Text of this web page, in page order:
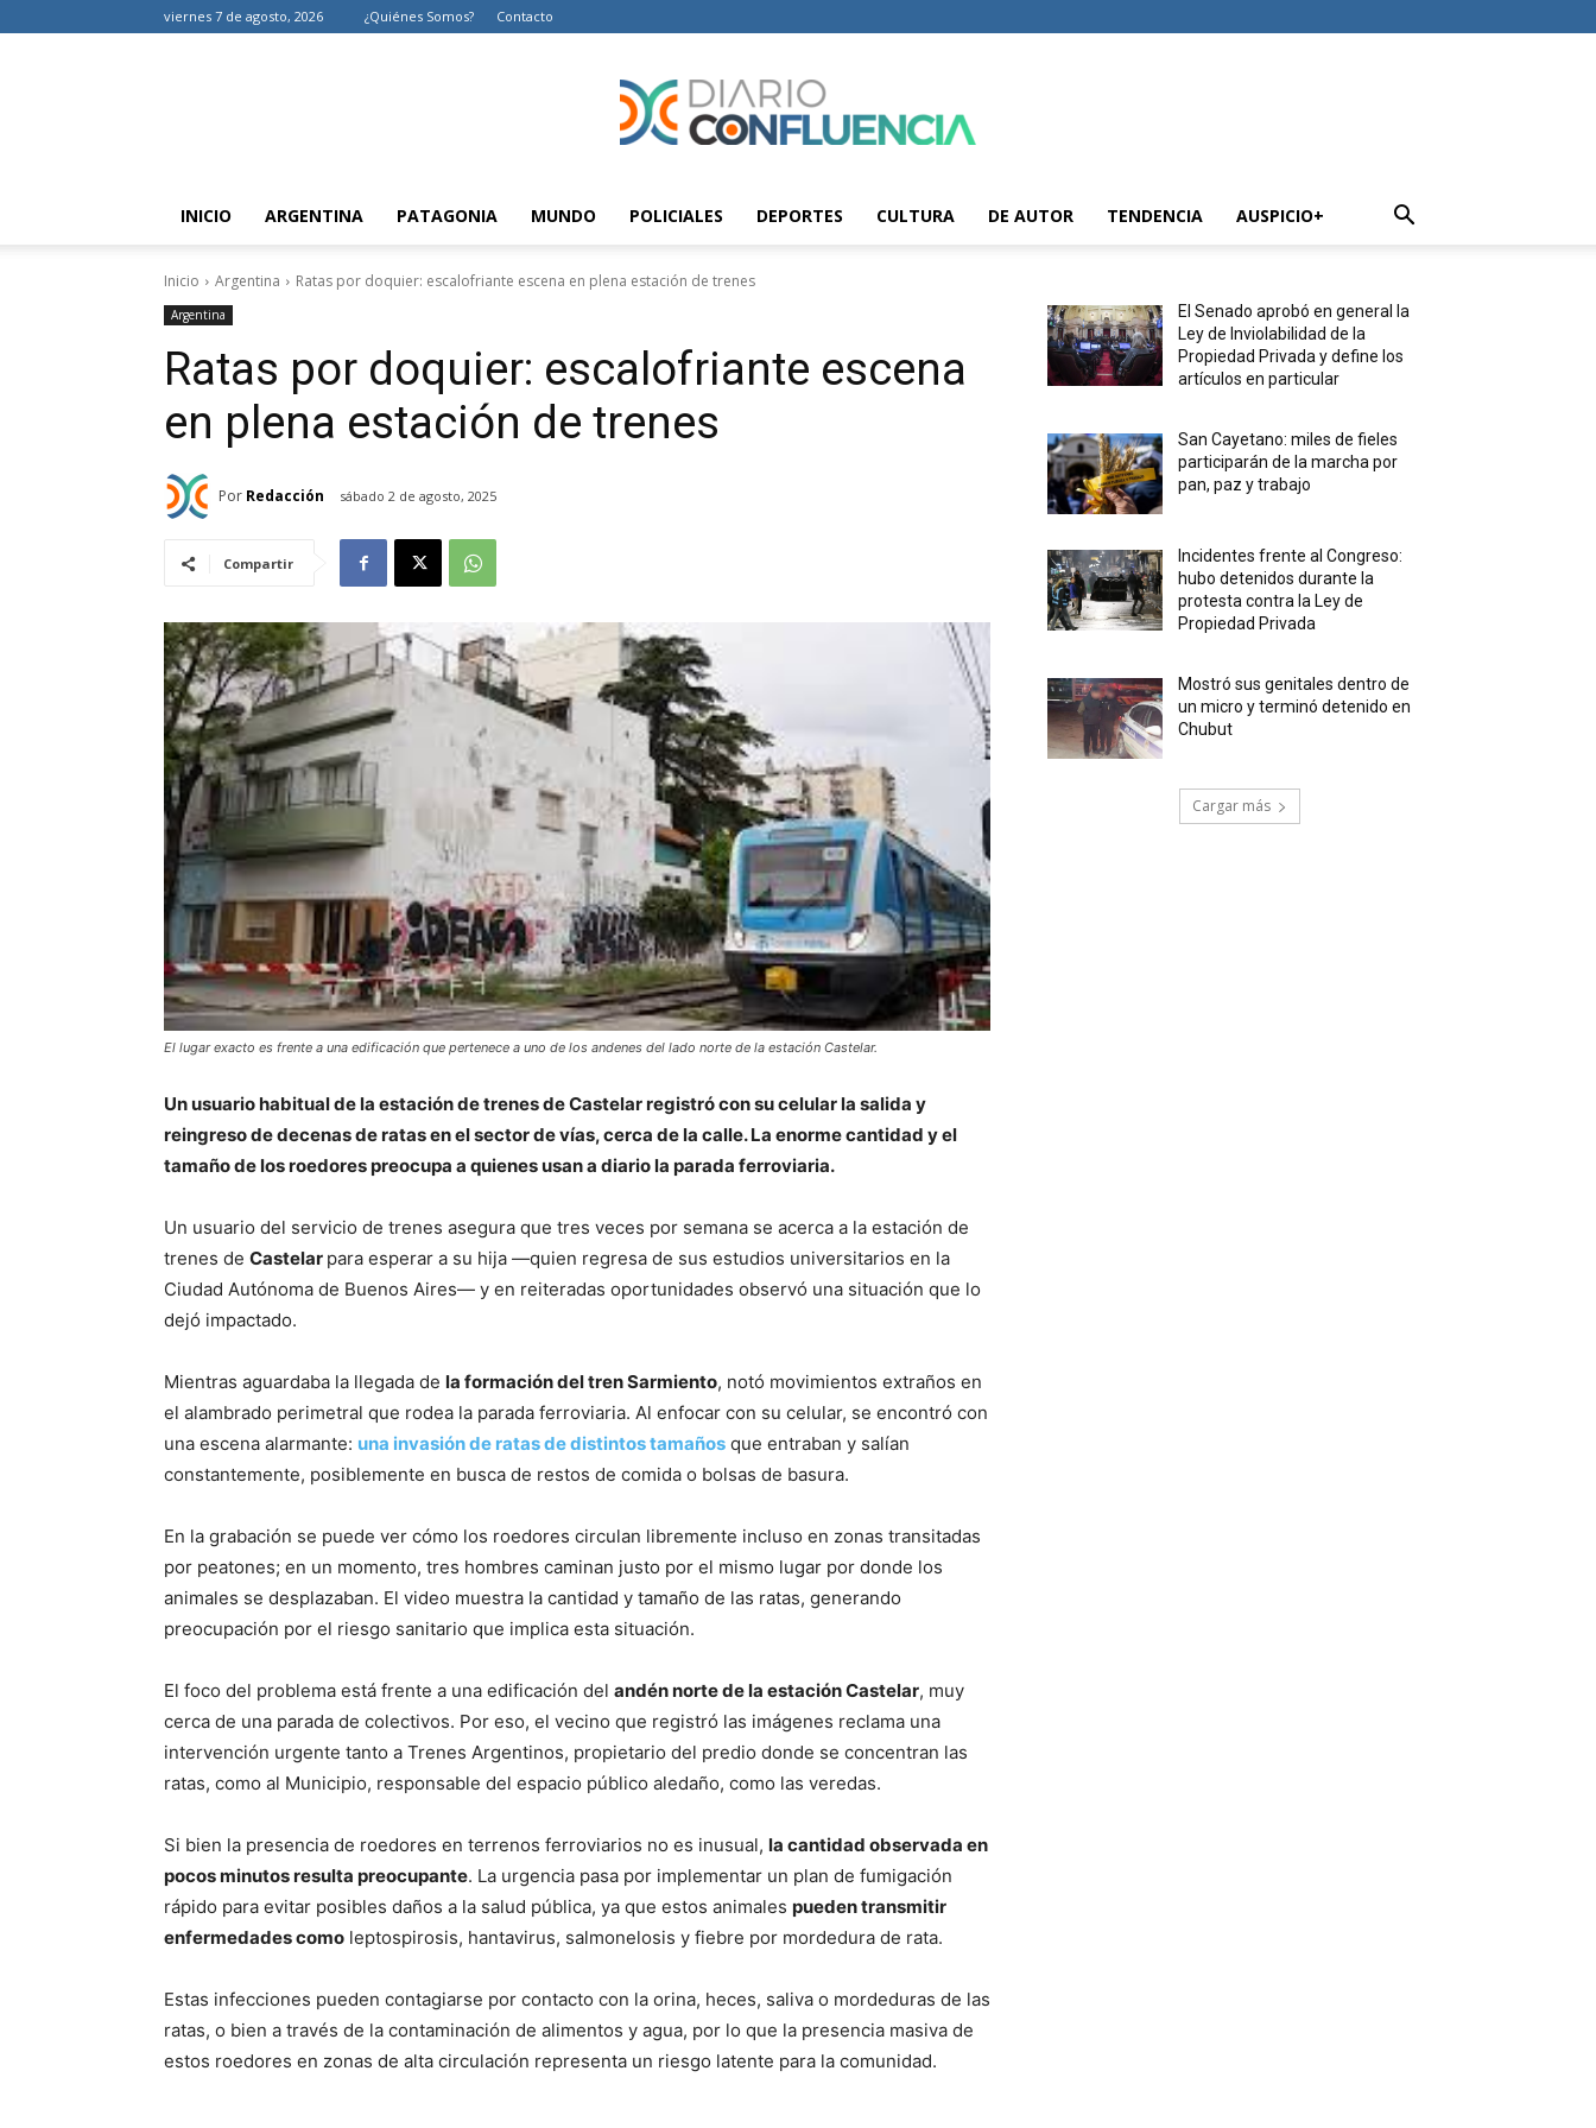
viernes 7 de agosto, 2026 ¿Quiénes Somos? Contacto
Diario
Confluencia
de
Argentina
INICIO ARGENTINA PATAGONIA MUNDO POLICIALES DEPORTES CULTURA DE AUTOR TENDENCIA AUSPICIO+
Inicio Argentina Ratas por doquier: escalofriante escena en plena estación de trenes
Argentina
Ratas por doquier: escalofriante escena
en plena estación de trenes
Por Redacción sábado 2 de agosto, 2025
Compartir
El lugar exacto es frente a una edificación que pertenece a uno de los andenes del lado norte de la estación Castelar.
Un usuario habitual de la estación de trenes de Castelar registró con su celular la salida y
reingreso de decenas de ratas en el sector de vías, cerca de la calle. La enorme cantidad y el
tamaño de los roedores preocupa a quienes usan a diario la parada ferroviaria.
Un usuario del servicio de trenes asegura que tres veces por semana se acerca a la estación de
trenes de Castelar para esperar a su hija —quien regresa de sus estudios universitarios en la
Ciudad Autónoma de Buenos Aires— y en reiteradas oportunidades observó una situación que lo
dejó impactado.
Mientras aguardaba la llegada de la formación del tren Sarmiento, notó movimientos extraños en
el alambrado perimetral que rodea la parada ferroviaria. Al enfocar con su celular, se encontró con
una escena alarmante: una invasión de ratas de distintos tamaños que entraban y salían
constantemente, posiblemente en busca de restos de comida o bolsas de basura.
En la grabación se puede ver cómo los roedores circulan libremente incluso en zonas transitadas
por peatones; en un momento, tres hombres caminan justo por el mismo lugar por donde los
animales se desplazaban. El video muestra la cantidad y tamaño de las ratas, generando
preocupación por el riesgo sanitario que implica esta situación.
El foco del problema está frente a una edificación del andén norte de la estación Castelar, muy
cerca de una parada de colectivos. Por eso, el vecino que registró las imágenes reclama una
intervención urgente tanto a Trenes Argentinos, propietario del predio donde se concentran las
ratas, como al Municipio, responsable del espacio público aledaño, como las veredas.
Si bien la presencia de roedores en terrenos ferroviarios no es inusual, la cantidad observada en
pocos minutos resulta preocupante. La urgencia pasa por implementar un plan de fumigación
rápido para evitar posibles daños a la salud pública, ya que estos animales pueden transmitir
enfermedades como leptospirosis, hantavirus, salmonelosis y fiebre por mordedura de rata.
Estas infecciones pueden contagiarse por contacto con la orina, heces, saliva o mordeduras de las
ratas, o bien a través de la contaminación de alimentos y agua, por lo que la presencia masiva de
estos roedores en zonas de alta circulación representa un riesgo latente para la comunidad.
El Senado aprobó en general la
Ley de Inviolabilidad de la
Propiedad Privada y define los
artículos en particular
San Cayetano: miles de fieles
participarán de la marcha por
pan, paz y trabajo
Incidentes frente al Congreso:
hubo detenidos durante la
protesta contra la Ley de
Propiedad Privada
Mostró sus genitales dentro de
un micro y terminó detenido en
Chubut
Cargar más